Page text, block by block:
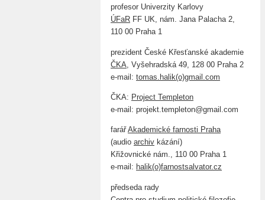
profesor Univerzity Karlovy
ÚFaR FF UK, nám. Jana Palacha 2,
110 00 Praha 1
prezident České Křesťanské akademie
ČKA , Vyšehradská 49, 128 00 Praha 2
e-mail: tomas.halik(o)gmail.com
ČKA: Project Templeton
e-mail: projekt.templeton@gmail.com
farářAkademické farnosti Praha
(audio archiv kázání)
Křižovnické nám., 110 00 Praha 1
e-mail: halik(o)farnostsalvator.cz
předseda rady